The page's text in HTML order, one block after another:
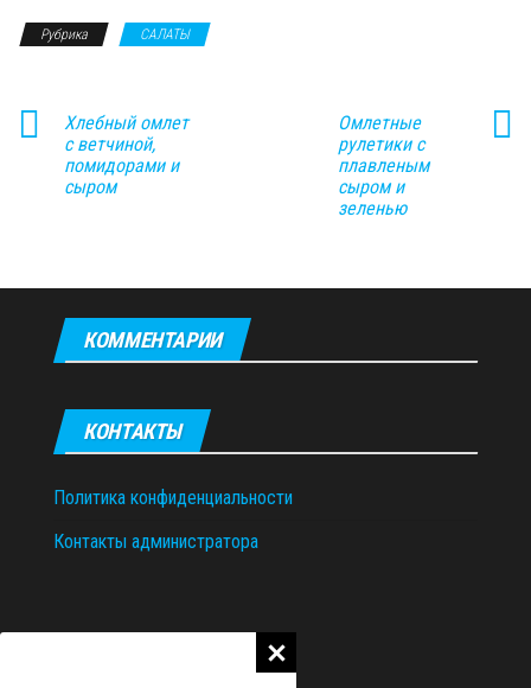
Рубрика САЛАТЫ
Хлебный омлет
с ветчиной,
помидорами и
сыром
Омлетные
рулетики с
плавленым
сыром и
зеленью
КОММЕНТАРИИ
КОНТАКТЫ
Политика конфиденциальности
Контакты администратора